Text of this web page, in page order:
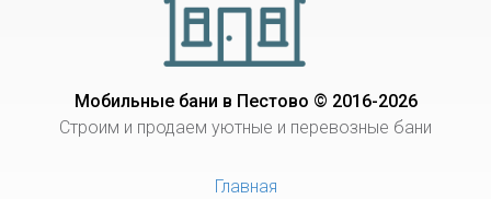
Мобильные бани в Пестово © 2016-2026
Строим и продаем уютные и перевозные бани
Главная